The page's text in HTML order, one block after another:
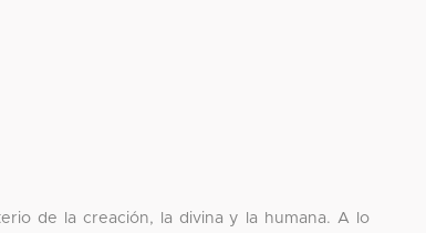
de la creación, la divina y la humana. A lo